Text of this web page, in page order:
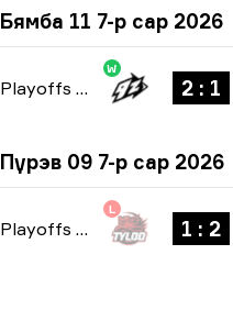
Бямба 11 7-р сар 2026
Playoffs bo3
W
2 : 1
Пүрэв 09 7-р сар 2026
Playoffs bo3
L
1 : 2